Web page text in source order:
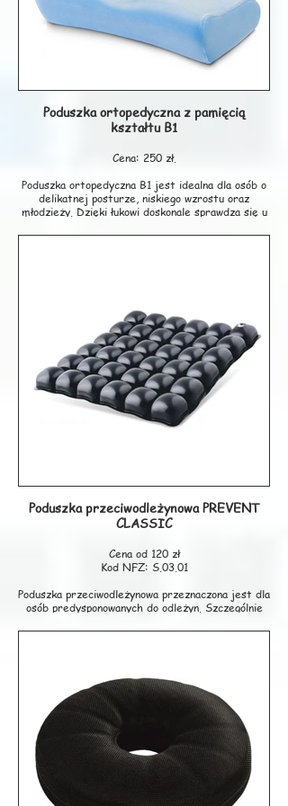
Poduszka ortopedyczna z pamięcią
kształtu B1
Cena: 250 zł.
Poduszka ortopedyczna B1 jest idealna dla osób o
delikatnej posturze, niskiego wzrostu oraz
młodzieży. Dzięki łukowi doskonale sprawdza się u
szyję podpiera kręgosłup i odciąża mięśnie a otwór
pianek memory: miękka, średnia oraz twarda.
Dla osób dorosłych polecamy twardość średnią
oraz twardą. W przypadku przebytego urazu
kręgosłupa w odcinku szyjnym lub operacji
sugerujemy wybór pianki memory w wersji
miękkiej.Poduszka nie zawiera szkodliwego freonu!
3 lata gwarancji.
Producent: VALDE
Poduszka przeciwodleżynowa PREVENT
CLASSIC
Cena od 120 zł
Kod NFZ: S.03.01
Poduszka przeciwodleżynowa przeznaczona jest dla
osób predysponowanych do odleżyn. Szczególnie
siedzącej, np. na wózku inwalidzkim. Stosuje się ją
zapobiegając bólowi podczas siedzenia. Poduszka
zapewnia komfort siedzenia dzięki dopływu
powietrza i wentylacji danej części ciała.
Specjalna wielokomorowa konstrukcja oraz
możliwość zmiany twardości poprzez
nadmuchiwanie lub opróżnianie powietrza
gwarantuje wysoki komfort użytkowania. Wykonany
jest z wysokiej jakości, odpornego na nacisk
materiału. Odpowiednie zastosowanie technologii
uszczelnienia zapobiega jego rozszczelnieniu.